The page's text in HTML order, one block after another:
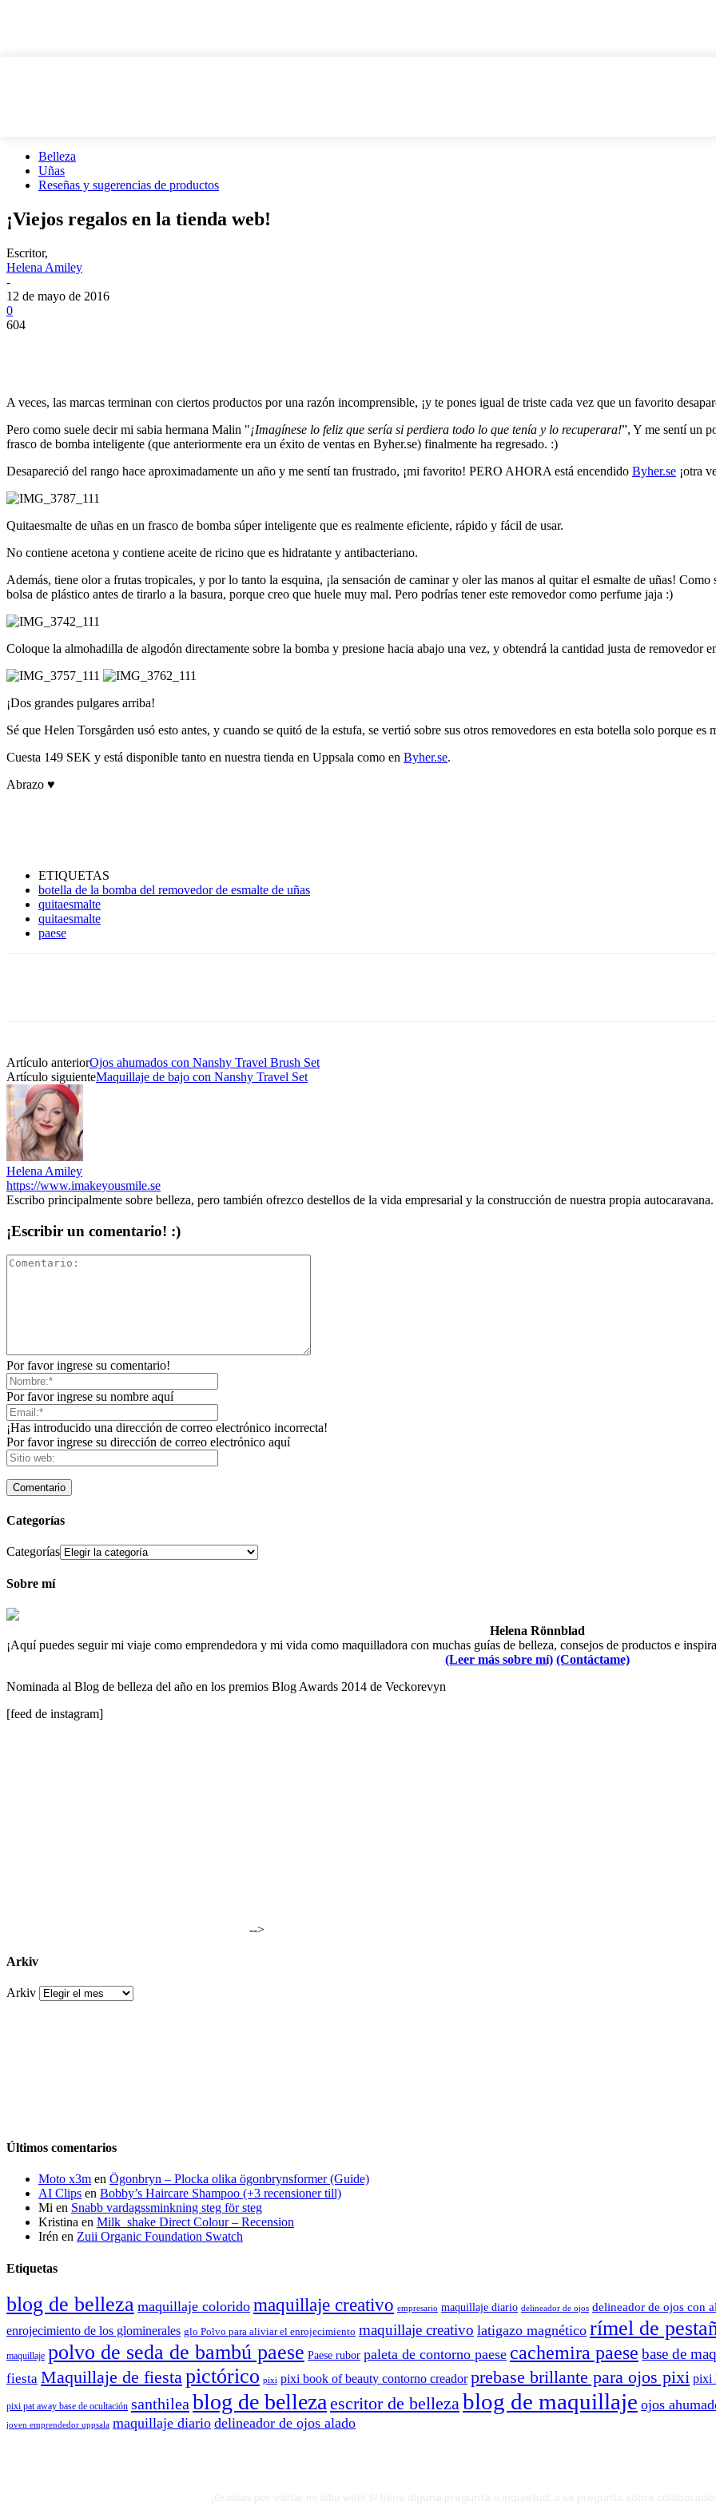
Belleza
Uñas
Reseñas y sugerencias de productos
¡Viejos regalos en la tienda web!
Escritor,
Helena Amiley
-
12 de mayo de 2016
0
604
A veces, las marcas terminan con ciertos productos por una razón incomprensible, ¡y te pones igual de triste cada vez que un favorito
Pero como suele decir mi sabia hermana Malin "¡Imagínese lo feliz que sería si perdiera todo lo que tenía y lo recuperara!”, Y me sentí un
frasco de bomba inteligente (que anteriormente era un éxito de ventas en Byher.se) finalmente ha regresado. :)
Desapareció del rango hace aproximadamente un año y me sentí tan frustrado, ¡mi favorito! PERO AHORA está encendido Byher.se ¡otra
Quitaesmalte de uñas en un frasco de bomba súper inteligente que es realmente eficiente, rápido y fácil de usar.
No contiene acetona y contiene aceite de ricino que es hidratante y antibacteriano.
Además, tiene olor a frutas tropicales, y por lo tanto la esquina, ¡la sensación de caminar y oler las manos al quitar el esmalte de uñas!
bolsa de plástico antes de tirarlo a la basura, porque creo que huele muy mal. Pero podrías tener este removedor como perfume jaja :)
Coloque la almohadilla de algodón directamente sobre la bomba y presione hacia abajo una vez, y obtendrá la cantidad justa de removedor
¡Dos grandes pulgares arriba!
Sé que Helen Torsgården usó esto antes, y cuando se quitó de la estufa, se vertió sobre sus otros removedores en esta botella solo porque es
Cuesta 149 SEK y está disponible tanto en nuestra tienda en Uppsala como en Byher.se.
Abrazo ♥
ETIQUETAS
botella de la bomba del removedor de esmalte de uñas
quitaesmalte
quitaesmalte
paese
Artículo anteriorOjos ahumados con Nanshy Travel Brush Set
Artículo siguienteMaquillaje de bajo con Nanshy Travel Set
Helena Amiley
https://www.imakeyousmile.se
Escribo principalmente sobre belleza, pero también ofrezco destellos de la vida empresarial y la construcción de nuestra propia
¡Escribir un comentario! :)
Por favor ingrese su comentario!
Por favor ingrese su nombre aquí
¡Has introducido una dirección de correo electrónico incorrecta!
Por favor ingrese su dirección de correo electrónico aquí
Categorías
Categorías
Sobre mí
Helena Rönnblad
¡Aquí puedes seguir mi viaje como emprendedora y mi vida como maquilladora con muchas guías de belleza, consejos de productos e
(Leer más sobre mí) (Contáctame)
Nominada al Blog de belleza del año en los premios Blog Awards 2014 de Veckorevyn
[feed de instagram]
-->
Arkiv
Arkiv
Últimos comentarios
Moto x3m en Ögonbryn – Plocka olika ögonbrynsformer (Guide)
AI Clips en Bobby’s Haircare Shampoo (+3 recensioner till)
Mi en Snabb vardagssminkning steg för steg
Kristina en Milk_shake Direct Colour – Recension
Irén en Zuii Organic Foundation Swatch
Etiquetas
blog de belleza maquillaje colorido maquillaje creativo empresario maquillaje diario delineador de ojos delineador de ojos con
enrojecimiento de los glominerales glo Polvo para aliviar el enrojecimiento maquillaje creativo latigazo magnético rímel de
maquillaje polvo de seda de bambú paese Paese rubor paleta de contorno paese cachemira paese base de
fiesta Maquillaje de fiestapictórico pixi pixi book of beauty contorno creador prebase brillante para ojos pixi pixi
pixi pat away base de ocultación santhilea blog de belleza escritor de belleza blog de maquillaje ojos
joven emprendedor uppsala maquillaje diario delineador de ojos alado